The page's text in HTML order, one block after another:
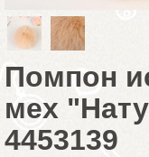
Помпон
мех
4453139